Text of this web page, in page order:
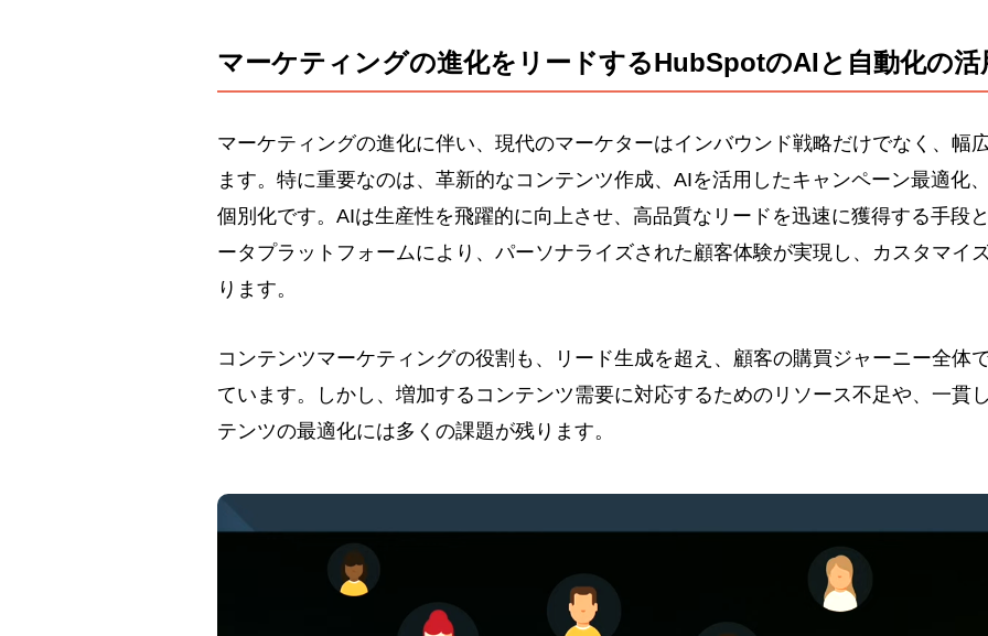
マーケティングの進化をリードするHubSpotのAIと自動化の活
マーケティングの進化に伴い、現代のマーケターはインバウンド戦略だけでなく、幅
ます。特に重要なのは、革新的なコンテンツ作成、AIを活用したキャンペーン最適化
個別化です。AIは生産性を飛躍的に向上させ、高品質なリードを迅速に獲得する手段
ータプラットフォームにより、パーソナライズされた顧客体験が実現し、カスタマイ
ります。
コンテンツマーケティングの役割も、リード生成を超え、顧客の購買ジャーニー全体
ています。しかし、増加するコンテンツ需要に対応するためのリソース不足や、一貫
テンツの最適化には多くの課題が残ります。